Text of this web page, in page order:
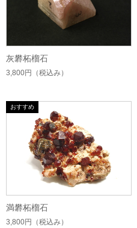
灰礬柘榴石
3,800円 （税込み）
満礬柘榴石
3,800円 （税込み）